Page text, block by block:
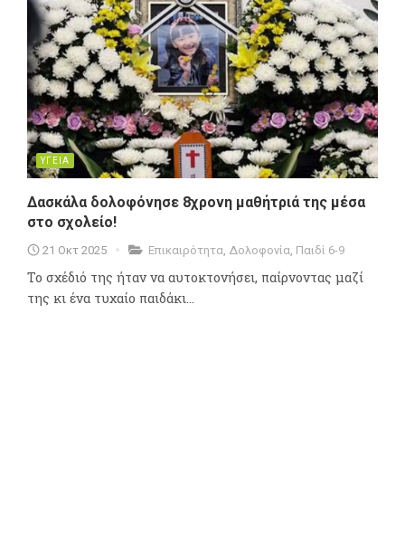
ΥΓΕΙΑ
Δασκάλα δολοφόνησε 8χρονη μαθήτριά της μέσα
στο σχολείο!
21 Οκτ 2025 Επικαιρότητα, Δολοφονία, Παιδί 6-9
Το σχέδιό της ήταν να αυτοκτονήσει, παίρνοντας μαζί
της κι ένα τυχαίο παιδάκι...